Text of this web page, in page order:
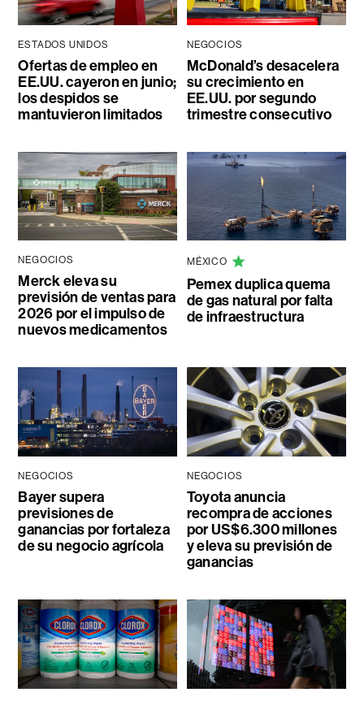
ESTADOS UNIDOS
Ofertas de empleo en
EE.UU. cayeron en junio;
los despidos se
mantuvieron limitados
NEGOCIOS
McDonald’s desacelera
su crecimiento en
EE.UU. por segundo
trimestre consecutivo
NEGOCIOS
Merck eleva su
previsión de ventas para
2026 por el impulso de
nuevos medicamentos
MÉXICO
Pemex duplica quema
de gas natural por falta
de infraestructura
NEGOCIOS
Bayer supera
previsiones de
ganancias por fortaleza
de su negocio agrícola
NEGOCIOS
Toyota anuncia
recompra de acciones
por US$6.300 millones
y eleva su previsión de
ganancias